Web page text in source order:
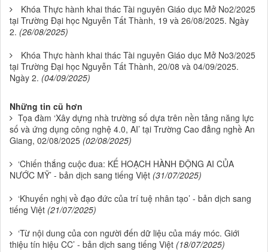
Khóa Thực hành khai thác Tài nguyên Giáo dục Mở No2/2025
tại Trường Đại học Nguyễn Tất Thành, 19 và 26/08/2025. Ngày
2. (26/08/2025)
Khóa Thực hành khai thác Tài nguyên Giáo dục Mở No3/2025
tại Trường Đại học Nguyễn Tất Thành, 20/08 và 04/09/2025.
Ngày 2. (04/09/2025)
Những tin cũ hơn
Tọa đàm ‘Xây dựng nhà trường số dựa trên nền tảng năng lực
số và ứng dụng công nghệ 4.0, AI’ tại Trường Cao đẳng nghề An
Giang, 02/08/2025 (02/08/2025)
‘Chiến thắng cuộc đua: KẾ HOẠCH HÀNH ĐỘNG AI CỦA
NƯỚC MỸ’ - bản dịch sang tiếng Việt (31/07/2025)
‘Khuyến nghị về đạo đức của trí tuệ nhân tạo’ - bản dịch sang
tiếng Việt (21/07/2025)
‘Từ nội dung của con người đến dữ liệu của máy móc. Giới
thiệu tín hiệu CC’ - bản dịch sang tiếng Việt (18/07/2025)